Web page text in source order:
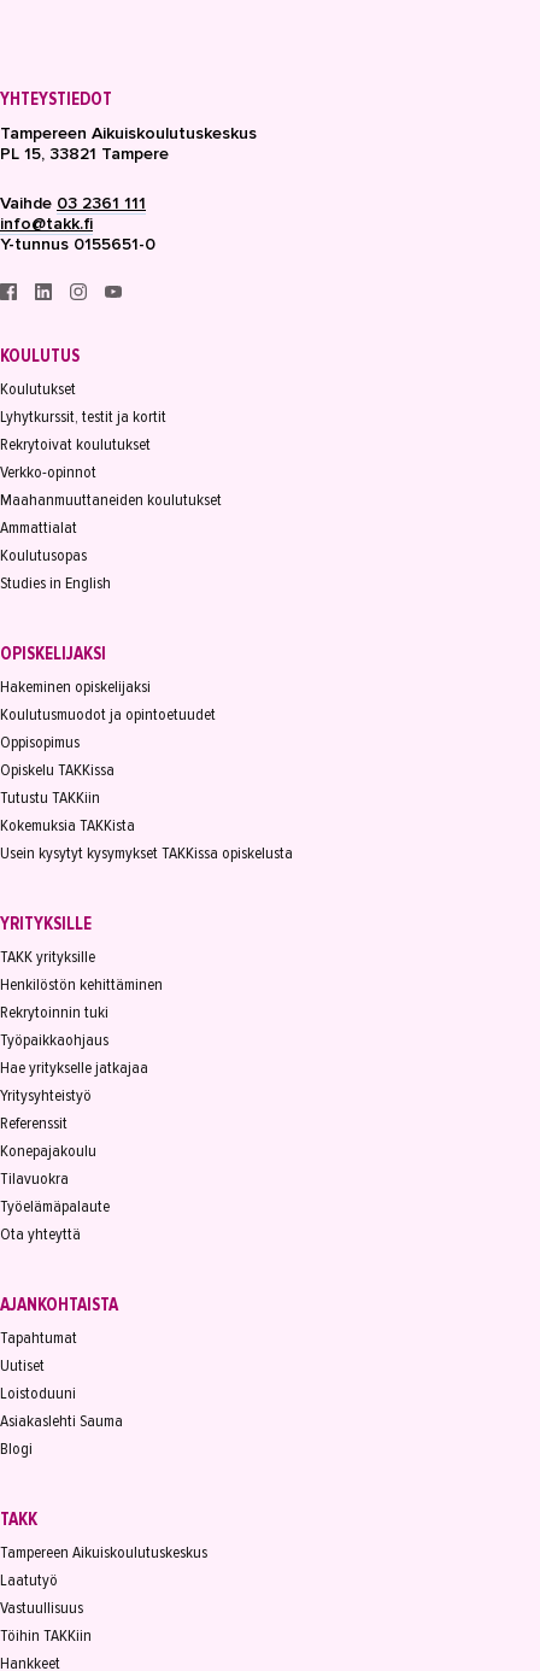
YHTEYSTIEDOT
Tampereen Aikuiskoulutuskeskus
PL 15, 33821 Tampere
Vaihde 03 2361 111
info@takk.fi
Y-tunnus 0155651-0
KOULUTUS
Koulutukset
Lyhytkurssit, testit ja kortit
Rekrytoivat koulutukset
Verkko-opinnot
Maahanmuuttaneiden koulutukset
Ammattialat
Koulutusopas
Studies in English
OPISKELIJAKSI
Hakeminen opiskelijaksi
Koulutusmuodot ja opintoetuudet
Oppisopimus
Opiskelu TAKKissa
Tutustu TAKKiin
Kokemuksia TAKKista
Usein kysytyt kysymykset TAKKissa opiskelusta
YRITYKSILLE
TAKK yrityksille
Henkilöstön kehittäminen
Rekrytoinnin tuki
Työpaikkaohjaus
Hae yritykselle jatkajaa
Yritysyhteistyö
Referenssit
Konepajakoulu
Tilavuokra
Työelämäpalaute
Ota yhteyttä
AJANKOHTAISTA
Tapahtumat
Uutiset
Loistoduuni
Asiakaslehti Sauma
Blogi
TAKK
Tampereen Aikuiskoulutuskeskus
Laatutyö
Vastuullisuus
Töihin TAKKiin
Hankkeet